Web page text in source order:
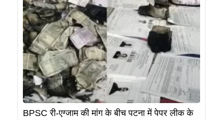
BPSC री-एग्जाम की मांग के बीच पटना में पेपर लीक के